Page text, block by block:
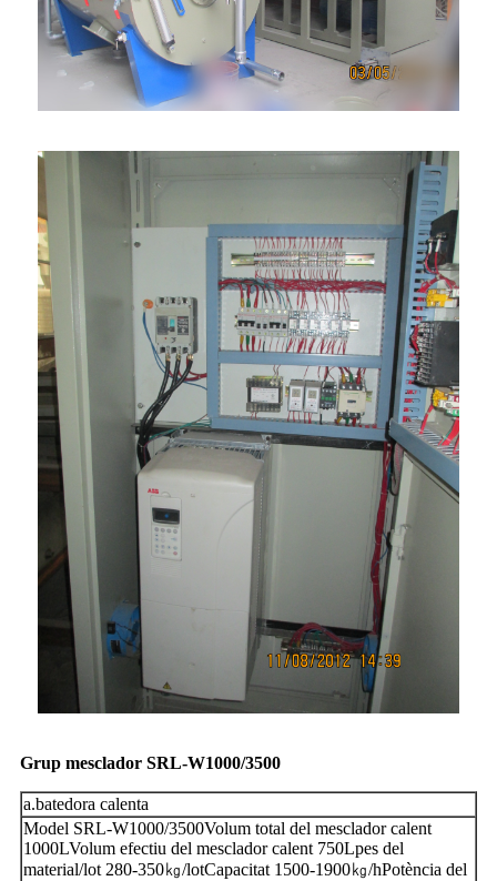
Grup mesclador SRL-W1000/3500
a.batedora calenta
Model SRL-W1000/3500Volum total del mesclador calent
1000LVolum efectiu del mesclador calent 750Lpes del
material/lot 280-350㎏/lotCapacitat 1500-1900㎏/hPotència del